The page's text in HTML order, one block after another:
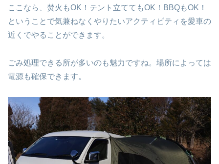
ここなら、焚火もOK！テント立ててもOK！BBQもOK！
ということで気兼ねなくやりたいアクティビティを愛車の
近くでやることができます。
ごみ処理できる所が多いのも魅力ですね。場所によっては
電源も確保できます。